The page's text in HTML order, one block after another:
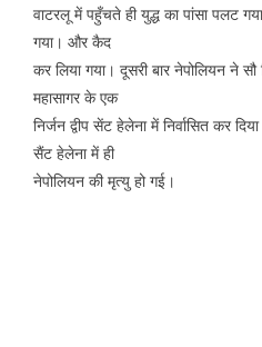
वाटरलू में पहुँचते ही युद्ध का पांसा पलट
गया। और कैद
कर लिया गया। दूसरी बार नेपोलियन ने
महासागर के एक
निर्जन द्वीप सेंट हेलेना में निर्वासित कर
सैंट हेलेना में ही
नेपोलियन की मृत्यु हो गई।